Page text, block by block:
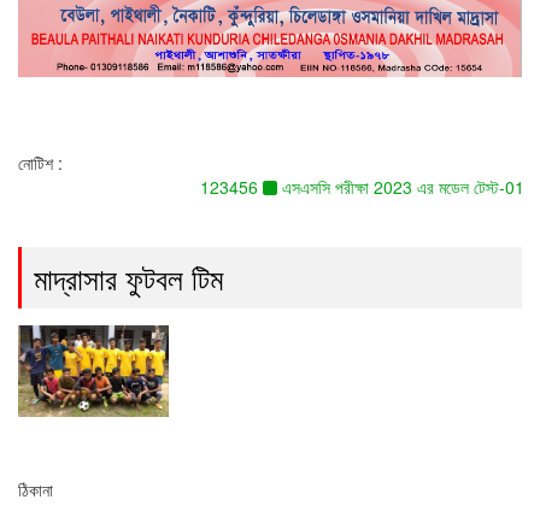
নোটিশ :
123456
এসএসসি পরীক্ষা 2023 এর মডেল টেস্ট-01
মাদ্রাসার ফুটবল টিম
ঠিকানা